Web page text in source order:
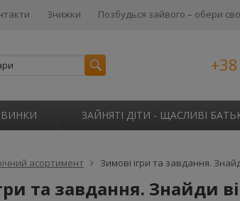
Знижки Позбудься зайвого – обери
ЗАЙНЯТІ ДІТИ - ЩАСЛИВІ
асортимент Зимові ігри та завдання.
та завдання. Знайди